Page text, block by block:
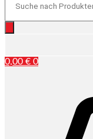
0,00 € 0